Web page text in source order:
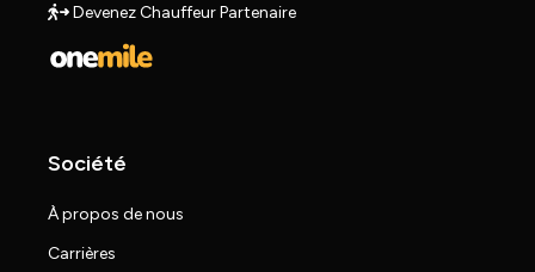
Devenez Chauffeur Partenaire
Société
À propos de nous
Carrières